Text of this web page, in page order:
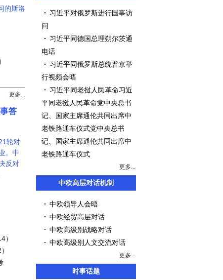
的斯洛
更多...
答
轮对
。中
反对
）
习近平对俄罗斯进行国事访
问
习近平同德国总理朔尔茨通
电话
习近平同俄罗斯总统普京举
行视频会晤
习近平同老挝人民革命习近
平同老挝人民革命党中央总书
记、国家主席通伦共同出席中
老铁路通车仪式党中央总书
记、国家主席通伦共同出席中
老铁路通车仪式
更多...
中欧高层对话机制
中欧领导人会晤
中欧经贸高层对话
中欧高级别战略对话
中欧高级别人文交流对话
更多...
时事话题